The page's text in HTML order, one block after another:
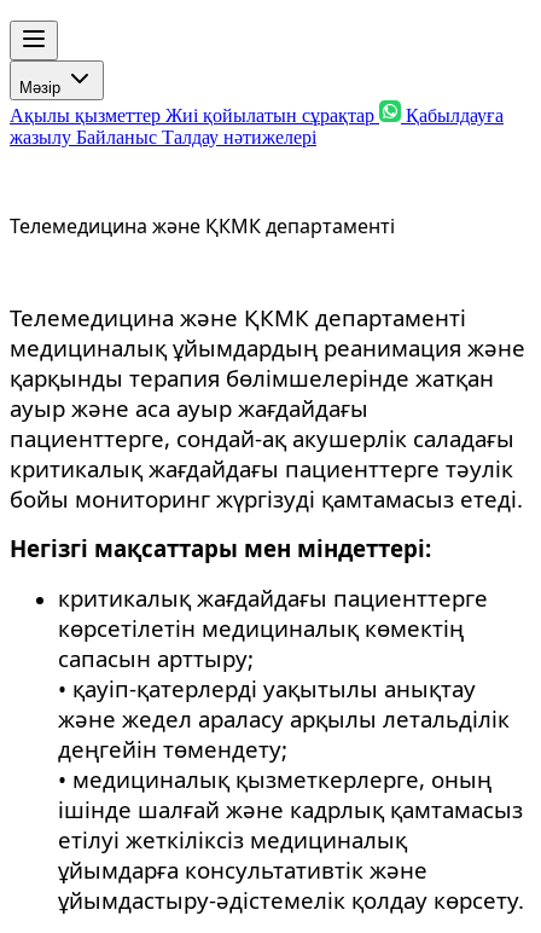
Мәзір
Ақылы қызметтер Жиі қойылатын сұрақтар
Қабылдауға
жазылу Байланыс Талдау нәтижелері
Телемедицина және ҚКМК департаменті
Телемедицина және ҚКМК департаменті
медициналық ұйымдардың реанимация және
қарқынды терапия бөлімшелерінде жатқан
ауыр және аса ауыр жағдайдағы
пациенттерге, сондай-ақ акушерлік саладағы
критикалық жағдайдағы пациенттерге тәулік
бойы мониторинг жүргізуді қамтамасыз етеді.
Негізгі мақсаттары мен міндеттері:
критикалық жағдайдағы пациенттерге
көрсетілетін медициналық көмектің
сапасын арттыру;
• қауіп-қатерлерді уақытылы анықтау
және жедел араласу арқылы летальділік
деңгейін төмендету;
• медициналық қызметкерлерге, оның
ішінде шалғай және кадрлық қамтамасыз
етілуі жеткіліксіз медициналық
ұйымдарға консультативтік және
ұйымдастыру-әдістемелік қолдау көрсету.